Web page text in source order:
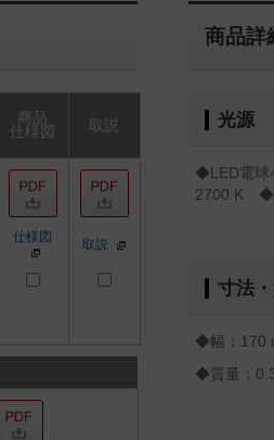
商品
仕様図
取説
仕様図 取説
商品詳
光源
◆LED電球
2700 K ◆
寸法
◆幅：170
◆質量：